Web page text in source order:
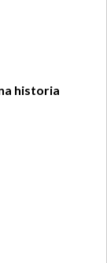
historia